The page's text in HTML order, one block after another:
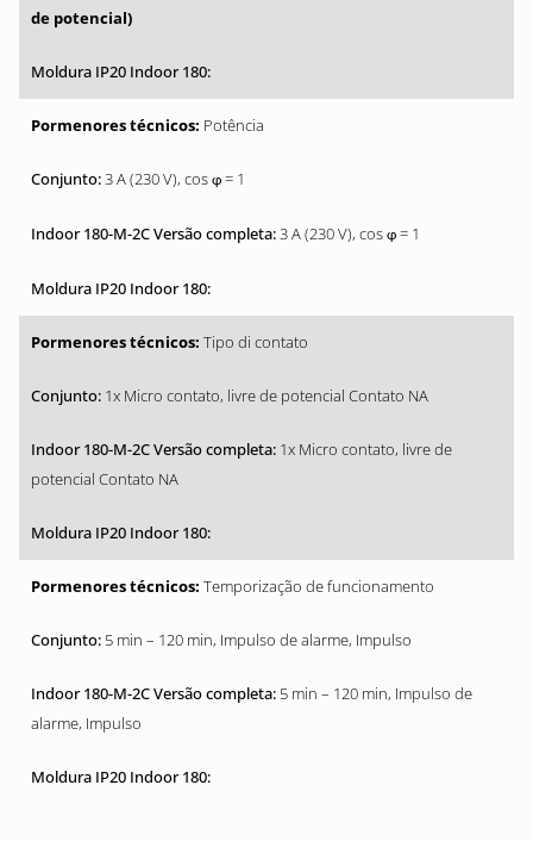
de potencial)
Potência
3 A (230 V), cos φ = 1
3 A (230 V), cos φ = 1
Tipo di contato
1x Micro contato, livre de potencial Contato NA
1x Micro contato, livre de
potencial Contato NA
Temporização de funcionamento
5 min – 120 min, Impulso de alarme, Impulso
5 min – 120 min, Impulso de
alarme, Impulso